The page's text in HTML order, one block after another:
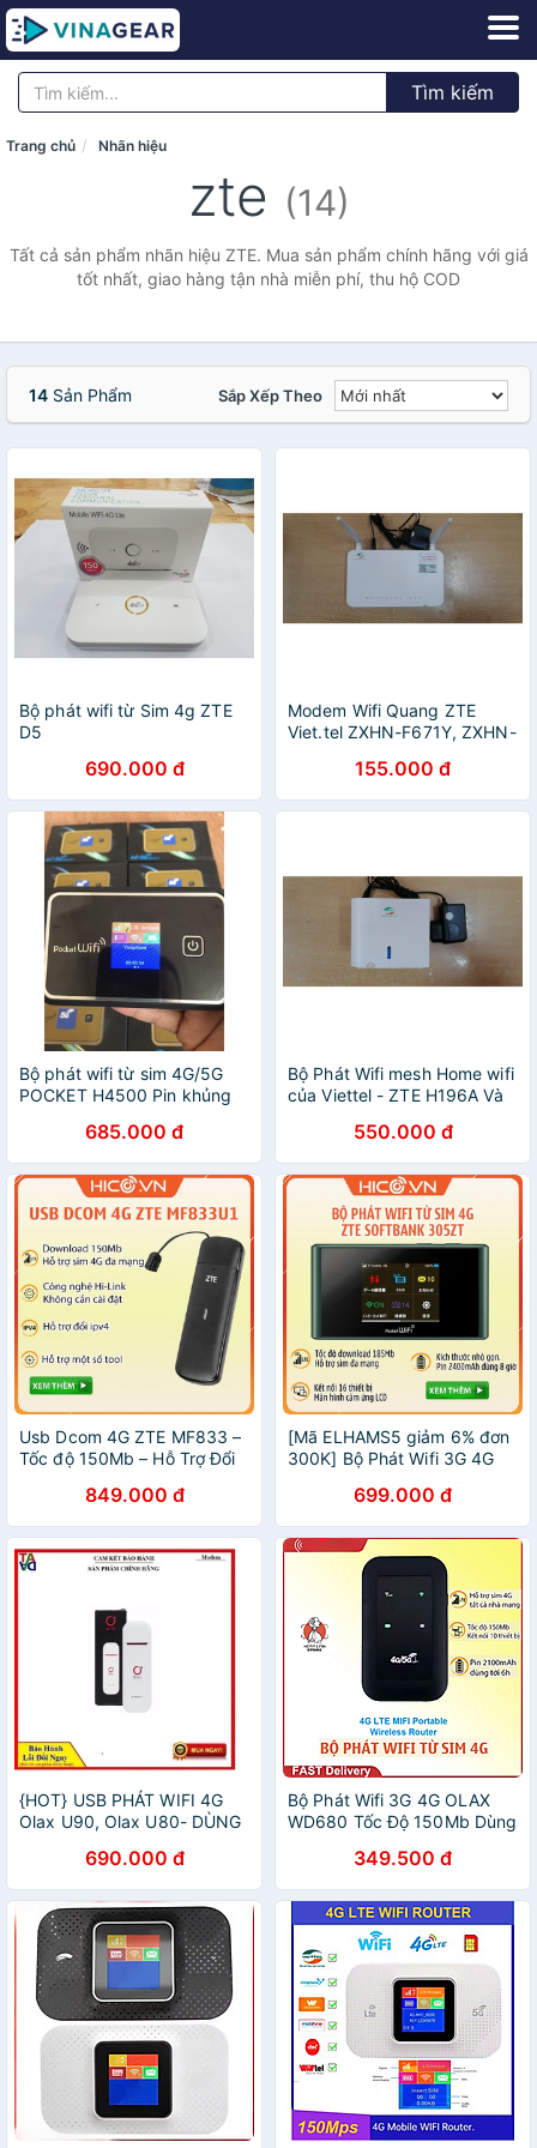
Tìm kiếm
Trang chủ Nhãn hiệu
zte (14)
Tất cả sản phẩm nhãn hiệu ZTE. Mua sản phẩm chính hãng với giá
tốt nhất, giao hàng tận nhà miễn phí, thu hộ COD
14 Sản Phẩm Sắp Xếp Theo
Bộ phát wifi từ Sim 4g ZTE
D5
690.000 đ
Modem Wifi Quang ZTE
Viet.tel ZXHN-F671Y, ZXHN-
Băng Tần 2.4G và 5G (Cũ).
155.000 đ
Bộ phát wifi từ sim 4G/5G
POCKET H4500 Pin khủng
685.000 đ
Bộ Phát Wifi mesh Home wifi
của Viettel - ZTE H196A Và
và 5Ghz (Cũ).550.000 đ
Usb Dcom 4G ZTE MF833 –
Tốc độ 150Mb – Hỗ Trợ Đổi
Chạy, Tương Thích Một Số
Tool
849.000 đ
[Mã ELHAMS5 giảm 6% đơn
300K] Bộ Phát Wifi 3G 4G
Lượng Nhật Bản - Màn Hình
Cảm Ứng
699.000 đ
{HOT} USB PHÁT WIFI 4G
Olax U90, Olax U80- DÙNG
690.000 đ
Bộ Phát Wifi 3G 4G OLAX
WD680 Tốc Độ 150Mb Dùng
Gọn Tiện Lợi - Hàng Chính
hãng
349.500 đ